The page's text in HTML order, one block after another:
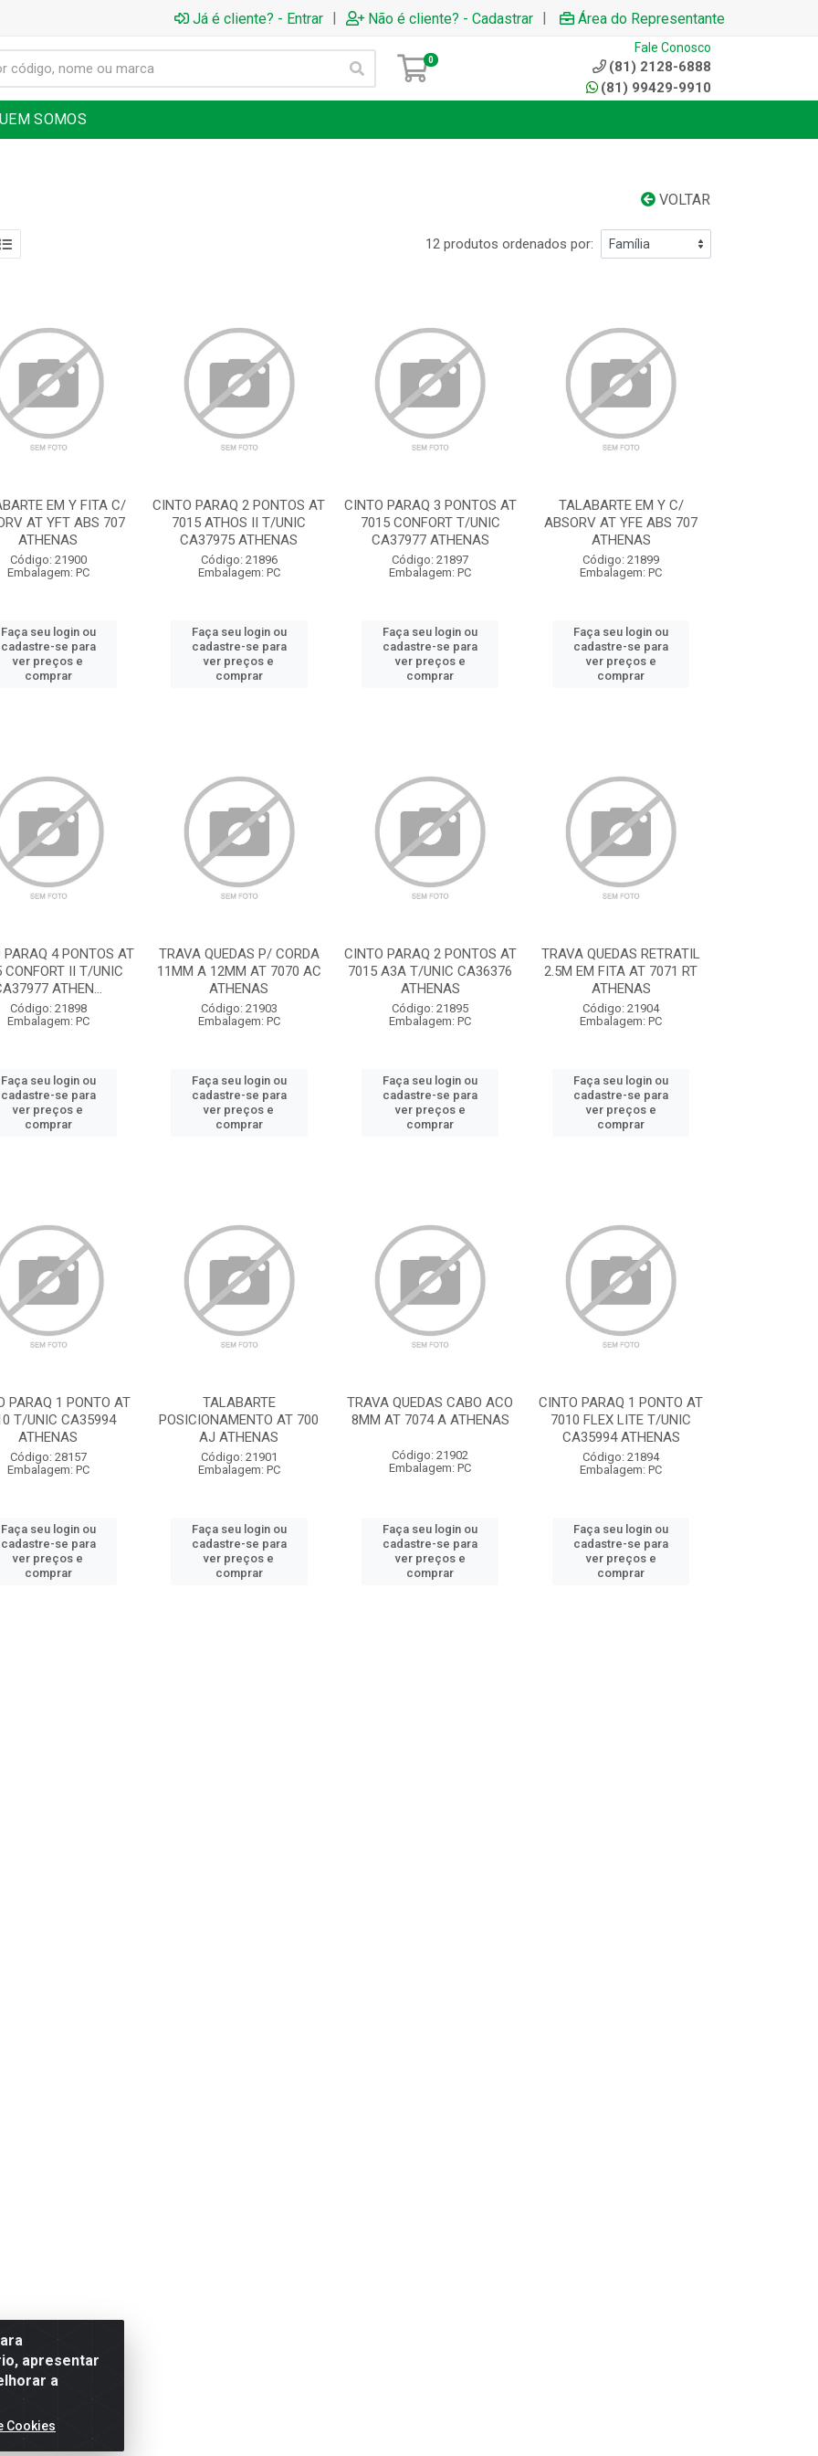
Já é cliente? - Entrar | Não é cliente? - Cadastrar | Área do Representante
0
Fale Conosco
(81) 2128-6888
(81) 99429-9910
SOMOS
VOLTAR
12 produtos ordenados por:
EM Y FITA C/
AT YFT ABS 707
ATHENAS
Código: 21900
Embalagem: PC
Faça seu login ou
cadastre-se para
ver preços e
comprar
CINTO PARAQ 2 PONTOS AT
7015 ATHOS II T/UNIC
CA37975 ATHENAS
Código: 21896
Embalagem: PC
Faça seu login ou
cadastre-se para
ver preços e
comprar
CINTO PARAQ 3 PONTOS AT
7015 CONFORT T/UNIC
CA37977 ATHENAS
Código: 21897
Embalagem: PC
Faça seu login ou
cadastre-se para
ver preços e
comprar
TALABARTE EM Y C/
ABSORV AT YFE ABS 707
ATHENAS
Código: 21899
Embalagem: PC
Faça seu login ou
cadastre-se para
ver preços e
comprar
PARAQ 4 PONTOS AT
CONFORT II T/UNIC
ATHEN...
Código: 21898
Embalagem: PC
Faça seu login ou
cadastre-se para
ver preços e
comprar
TRAVA QUEDAS P/ CORDA
11MM A 12MM AT 7070 AC
ATHENAS
Código: 21903
Embalagem: PC
Faça seu login ou
cadastre-se para
ver preços e
comprar
CINTO PARAQ 2 PONTOS AT
7015 A3A T/UNIC CA36376
ATHENAS
Código: 21895
Embalagem: PC
Faça seu login ou
cadastre-se para
ver preços e
comprar
TRAVA QUEDAS RETRATIL
2.5M EM FITA AT 7071 RT
ATHENAS
Código: 21904
Embalagem: PC
Faça seu login ou
cadastre-se para
ver preços e
comprar
PARAQ 1 PONTO AT
T/UNIC CA35994
ATHENAS
Código: 28157
Embalagem: PC
Faça seu login ou
cadastre-se para
ver preços e
comprar
TALABARTE
POSICIONAMENTO AT 700
AJ ATHENAS
Código: 21901
Embalagem: PC
Faça seu login ou
cadastre-se para
ver preços e
comprar
TRAVA QUEDAS CABO ACO
8MM AT 7074 A ATHENAS
Código: 21902
Embalagem: PC
Faça seu login ou
cadastre-se para
ver preços e
comprar
CINTO PARAQ 1 PONTO AT
7010 FLEX LITE T/UNIC
CA35994 ATHENAS
Código: 21894
Embalagem: PC
Faça seu login ou
cadastre-se para
ver preços e
comprar
apresentar
a
Cookies